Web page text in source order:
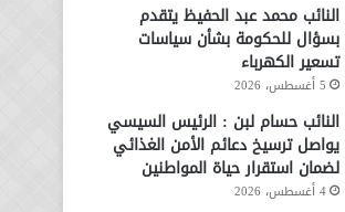
النائب محمد عبد الحفيظ يتقدم
بسؤال للحكومة بشأن سياسات
تسعير الكهرباء
5 أغسطس، 2026
النائب حسام لبن : الرئيس السيسي
يواصل ترسيخ دعائم الأمن الغذائي
لضمان استقرار حياة المواطنين
4 أغسطس، 2026